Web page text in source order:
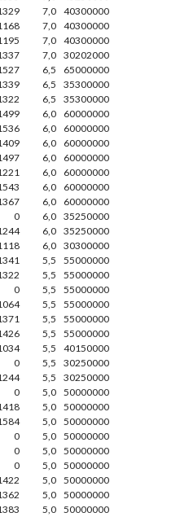
7,0 40300000
7,0 40300000
7,0 40300000
7,0 30202000
6,5
65000000
6,5
35300000
6,5
35300000
6,0
60000000
6,0
60000000
6,0
60000000
6,0
60000000
6,0
60000000
6,0
60000000
6,0
60000000
0 6,0 35250000
6,0 35250000
6,0 30300000
5,5
55000000
5,5
55000000
0 5,5
55000000
5,5
55000000
5,5
55000000
5,5
55000000
5,5
40150000
0 5,5
30250000
5,5
30250000
0 5,0 50000000
5,0 50000000
5,0 50000000
0 5,0 50000000
0 5,0 50000000
0 5,0 50000000
5,0 50000000
5,0 50000000
5,0 50000000